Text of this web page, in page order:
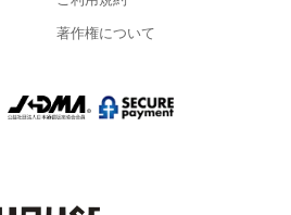
著作権について